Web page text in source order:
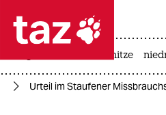
 taz zahl
taz zahl ich
hitze
Urteil im Staufener